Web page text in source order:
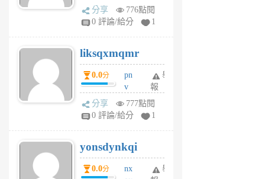
rv
pj
6
個
月
前
分享
776點閱
0 評論/給分
1
liksqxmqmr
0.0分
pn
v
wt
sv
6
個
月
舉
報
分享
777點閱
0 評論/給分
1
yonsdynkqi
0.0分
nx
舉